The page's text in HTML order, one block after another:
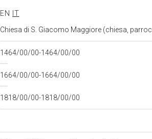
EN
IT
Chiesa di S. Giacomo Maggiore (chiesa,
1464/00/00-1464/00/00
1664/00/00-1664/00/00
1818/00/00-1818/00/00